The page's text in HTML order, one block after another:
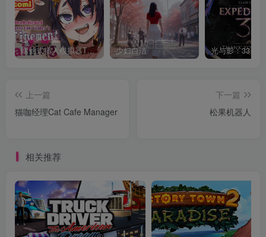
螺丝式插入模拟器TMA02 少妇白洁
上一篇
猫咖经理Cat Cafe Manager
下一篇
松果机器人
相关推荐